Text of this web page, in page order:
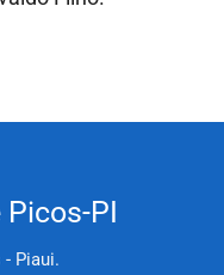
PI
- Piaui.